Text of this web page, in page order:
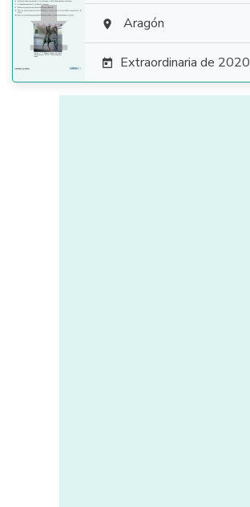
  Aragón
 Extraordinaria de 2020